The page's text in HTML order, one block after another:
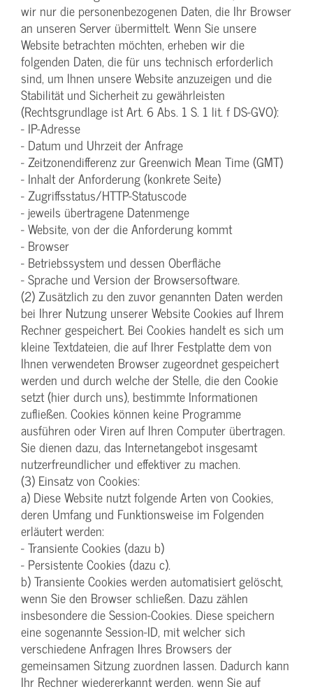
wir nur die personenbezogenen Daten, die Ihr Browser
an unseren Server übermittelt. Wenn Sie unsere
Website betrachten möchten, erheben wir die
folgenden Daten, die für uns technisch erforderlich
sind, um Ihnen unsere Website anzuzeigen und die
Stabilität und Sicherheit zu gewährleisten
(Rechtsgrundlage ist Art. 6 Abs. 1 S. 1 lit. f DS-GVO):
- IP-Adresse
- Datum und Uhrzeit der Anfrage
- Zeitzonendifferenz zur Greenwich Mean Time (GMT)
- Inhalt der Anforderung (konkrete Seite)
- Zugriffsstatus/HTTP-Statuscode
- jeweils übertragene Datenmenge
- Website, von der die Anforderung kommt
- Browser
- Betriebssystem und dessen Oberfläche
- Sprache und Version der Browsersoftware.
(2) Zusätzlich zu den zuvor genannten Daten werden
bei Ihrer Nutzung unserer Website Cookies auf Ihrem
Rechner gespeichert. Bei Cookies handelt es sich um
kleine Textdateien, die auf Ihrer Festplatte dem von
Ihnen verwendeten Browser zugeordnet gespeichert
werden und durch welche der Stelle, die den Cookie
setzt (hier durch uns), bestimmte Informationen
zufließen. Cookies können keine Programme
ausführen oder Viren auf Ihren Computer übertragen.
Sie dienen dazu, das Internetangebot insgesamt
nutzerfreundlicher und effektiver zu machen.
(3) Einsatz von Cookies:
a) Diese Website nutzt folgende Arten von Cookies,
deren Umfang und Funktionsweise im Folgenden
erläutert werden:
- Transiente Cookies (dazu b)
- Persistente Cookies (dazu c).
b) Transiente Cookies werden automatisiert gelöscht,
wenn Sie den Browser schließen. Dazu zählen
insbesondere die Session-Cookies. Diese speichern
eine sogenannte Session-ID, mit welcher sich
verschiedene Anfragen Ihres Browsers der
gemeinsamen Sitzung zuordnen lassen. Dadurch kann
Ihr Rechner wiedererkannt werden, wenn Sie auf